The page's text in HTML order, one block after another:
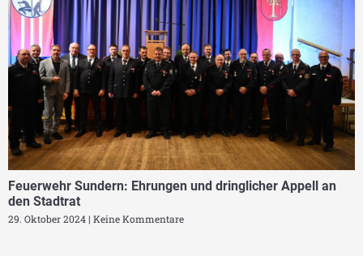
Feuerwehr Sundern: Ehrungen und dringlicher Appell an
den Stadtrat
29. Oktober 2024 Keine Kommentare